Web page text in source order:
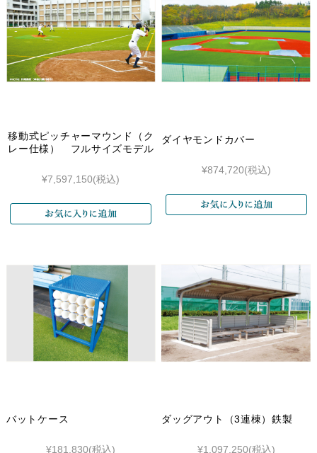
移動式ピッチャーマウンド（ク
レー仕様） フルサイズモデル
¥7,597,150(税込)
ダイヤモンドカバー
¥874,720(税込)
バットケース
¥181,830(税込)
ダッグアウト（3連棟）鉄製
¥1,097,250(税込)